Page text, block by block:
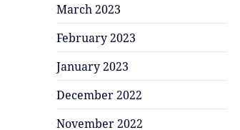
March 2023
February 2023
January 2023
December 2022
November 2022